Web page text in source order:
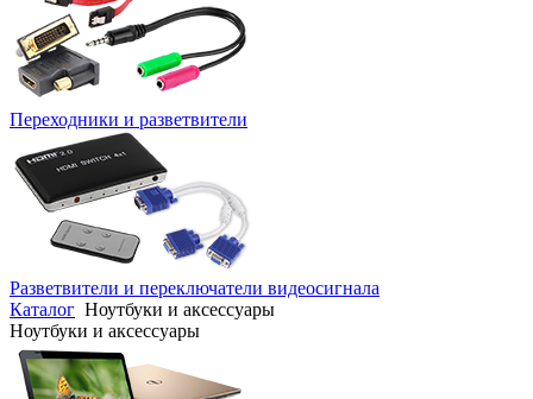
Переходники и разветвители
Разветвители и переключатели видеосигнала
Каталог Ноутбуки и аксессуары
Ноутбуки и аксессуары